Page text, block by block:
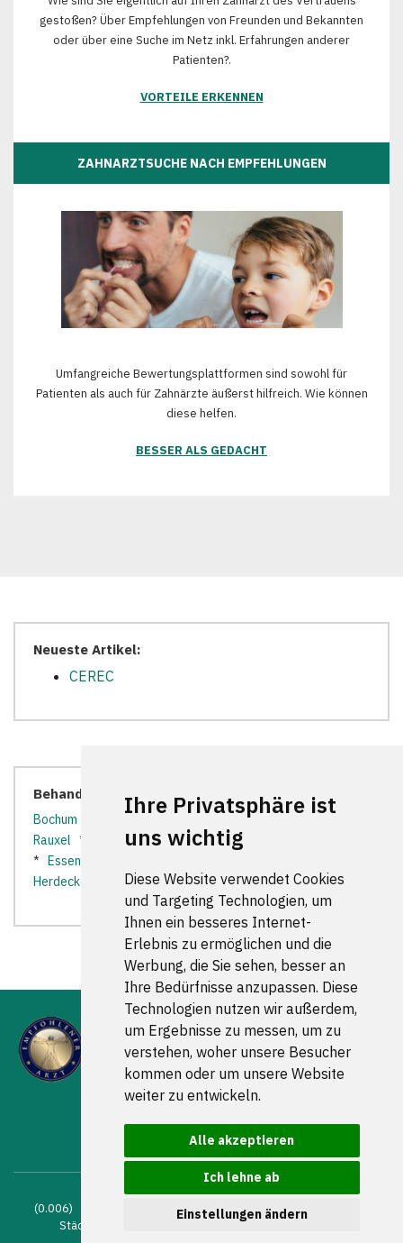
Ihre Privatsphäre ist
uns wichtig
Diese Website verwendet Cookies
und Targeting Technologien, um
Ihnen ein besseres Internet-
Erlebnis zu ermöglichen und die
Werbung, die Sie sehen, besser an
Ihre Bedürfnisse anzupassen. Diese
Technologien nutzen wir außerdem,
um Ergebnisse zu messen, um zu
verstehen, woher unsere Besucher
kommen oder um unsere Website
weiter zu entwickeln.
Alle akzeptieren
Ich lehne ab
Einstellungen ändern
gestoßen? Über Empfehlungen von Freunden und Bekannten
oder über eine Suche im Netz inkl. Erfahrungen anderer
Patienten?.
VORTEILE ERKENNEN
ZAHNARZTSUCHE NACH EMPFEHLUNGEN
Umfangreiche Bewertungsplattformen sind sowohl für
Patienten als auch für Zahnärzte äußerst hilfreich. Wie können
diese helfen.
BESSER ALS GEDACHT
Neueste Artikel:
CEREC
Behandler in der Nähe:
Bochum Bottrop-Kirchhellen
Rauxel * Coesfeld*Datteln*Dorsten
* Essen
Herdecke
Herten*
FOLGEN SIE UNS
(0.006) © 2004 - 2026 DEV AG |Zahnarztsuche|Zahnärzte in
Städten
AGB